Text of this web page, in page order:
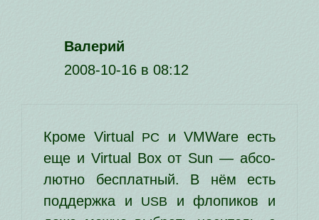
Валерий
2008-10-16 в 08:12
Кроме Virtual PC и VMWare есть
еще и Virtual Box от Sun — абсо­
лют­но бес­плат­ный. В нём есть
под­держ­ка и USB
и фло­пи­ков и